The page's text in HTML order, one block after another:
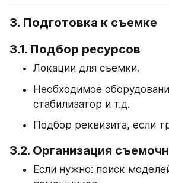
3. Подготовка к съемке
3.1. Подбор ресурсов
Локации для съемки.
Необходимое
стабилизатор и т.д.
Подбор реквизита, если
3.2. Организация
Если нужно: поиск